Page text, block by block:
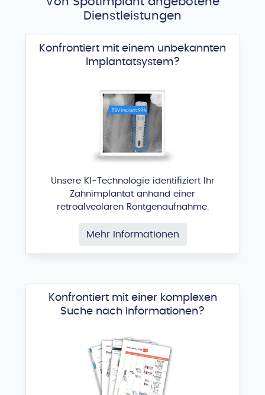
Dienstleistungen
Konfrontiert mit einem unbekannten
Implantatsystem?
Unsere KI-Technologie identifiziert Ihr
Zahnimplantat anhand einer
retroalveolären Röntgenaufnahme.
Mehr Informationen
Konfrontiert mit einer komplexen
Suche nach Informationen?